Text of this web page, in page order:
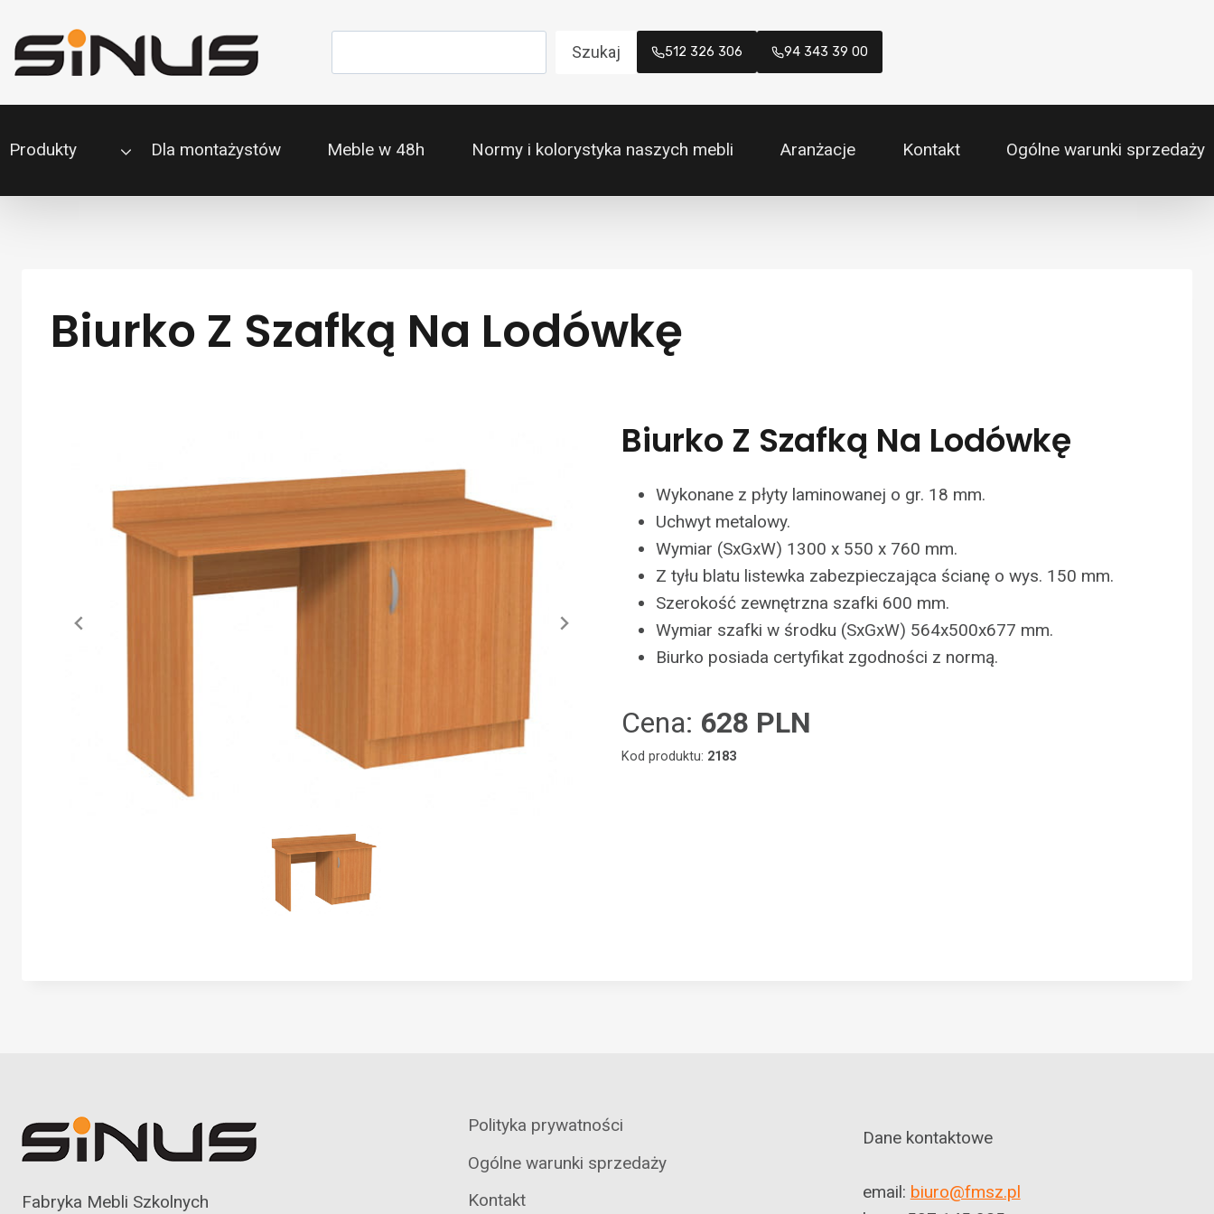
do
treści
Szukaj 512 326 306 94 343 39 00
Produkty Dla montażystów Meble w 48h Normy i kolorystyka naszych mebli Aranżacje Kontakt Ogólne warunki sprzedaży
Biurko Z Szafką Na Lodówkę
Biurko Z Szafką Na Lodówkę
Wykonane z płyty laminowanej o gr. 18 mm.
Uchwyt metalowy.
Wymiar (SxGxW) 1300 x 550 x 760 mm.
Z tyłu blatu listewka zabezpieczająca ścianę o wys. 150 mm.
Szerokość zewnętrzna szafki 600 mm.
Wymiar szafki w środku (SxGxW) 564x500x677 mm.
Biurko posiada certyfikat zgodności z normą.
Cena: 628 PLN
Kod produktu: 2183
Fabryka Mebli Szkolnych
Polityka prywatności
Ogólne warunki sprzedaży
Kontakt
Dane kontaktowe
email: biuro@fmsz.pl